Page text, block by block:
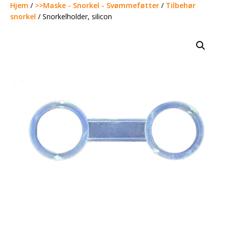
Hjem / >>Maske - Snorkel - Svømmeføtter / Tilbehør
snorkel / Snorkelholder, silicon